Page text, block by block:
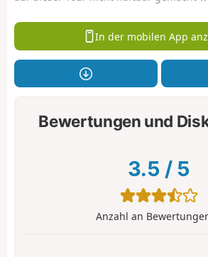
In der mobilen App
Bewertungen und
3.5 / 5
Anzahl an